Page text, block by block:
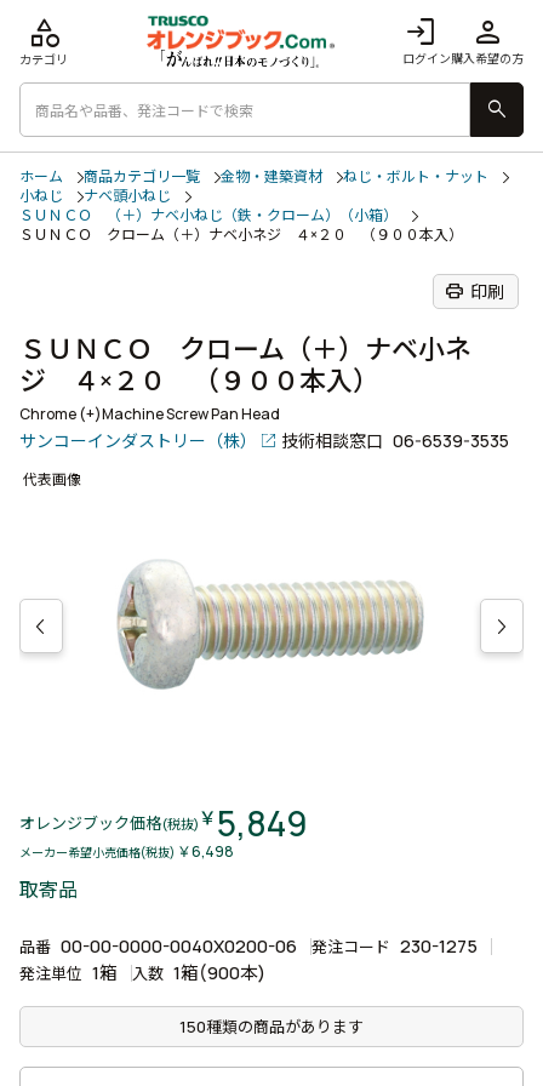
login
ログイン
person
購入希望の方
category
カテゴリ
search
ホーム 商品カテゴリ一覧 金物・建築資材
ねじ・ボルト・ナット
小ねじ
ナベ頭小ねじ
ＳＵＮＣＯ （＋）ナベ小ねじ（鉄・クローム）（小箱）
ＳＵＮＣＯ クローム（＋）ナベ小ネジ ４×２０ （９００本入）
print 印刷
ＳＵＮＣＯ クローム（＋）ナベ小ネ
ジ ４×２０ （９００本入）
Chrome (+)Machine Screw Pan Head
サンコーインダストリー（株） 技術相談窓口 06-6539-3535
代表画像
オレンジブック価格(税抜) ￥5,849
メーカー希望小売価格(税抜) ￥6,498
取寄品
品番 00-00-0000-0040X0200-06 発注コード 230-1275
発注単位 1箱 入数 1箱(900本)
150種類の商品があります